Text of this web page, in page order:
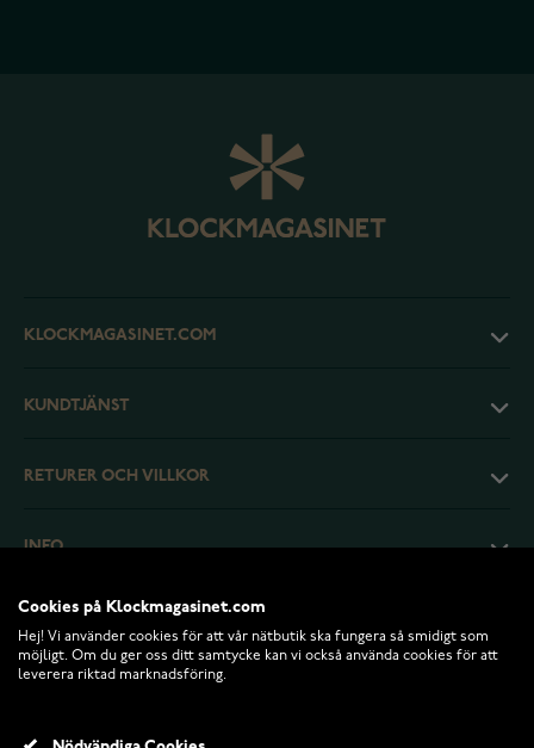
KLOCKMAGASINET.COM
KUNDTJÄNST
RETURER OCH VILLKOR
INFO
Cookies på Klockmagasinet.com
Hej! Vi använder cookies för att vår nätbutik ska fungera så smidigt som
möjligt. Om du ger oss ditt samtycke kan vi också använda cookies för att
leverera riktad marknadsföring.